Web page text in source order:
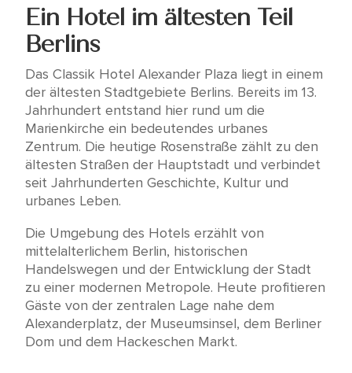
Ein Hotel im ältesten Teil
Berlins
Das Classik Hotel Alexander Plaza liegt in einem
der ältesten Stadtgebiete Berlins. Bereits im 13.
Jahrhundert entstand hier rund um die
Marienkirche ein bedeutendes urbanes
Zentrum. Die heutige Rosenstraße zählt zu den
ältesten Straßen der Hauptstadt und verbindet
seit Jahrhunderten Geschichte, Kultur und
urbanes Leben.
Die Umgebung des Hotels erzählt von
mittelalterlichem Berlin, historischen
Handelswegen und der Entwicklung der Stadt
zu einer modernen Metropole. Heute profitieren
Gäste von der zentralen Lage nahe dem
Alexanderplatz, der Museumsinsel, dem Berliner
Dom und dem Hackeschen Markt.